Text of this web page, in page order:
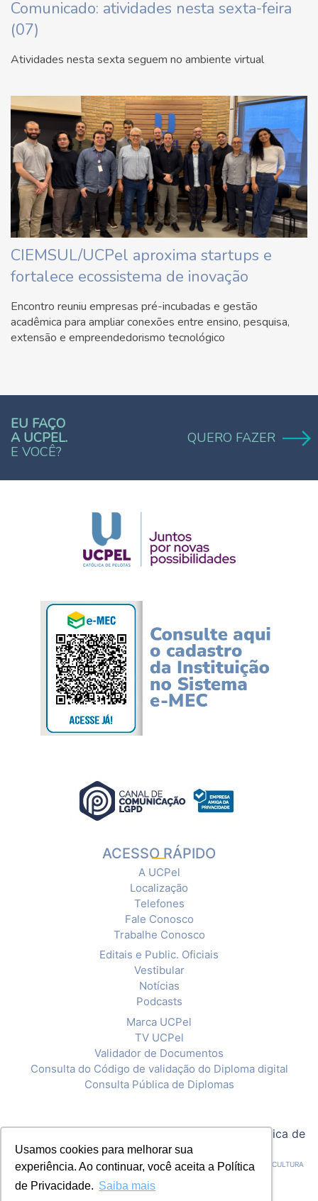
Usamos cookies para melhorar sua
experiência. Ao continuar, você aceita a Política
de Privacidade. Saiba mais
Comunicado: atividades nesta sexta-feira
(07)
Atividades nesta sexta seguem no ambiente virtual
CIEMSUL/UCPel aproxima startups e
fortalece ecossistema de inovação
Encontro reuniu empresas pré-incubadas e gestão
acadêmica para ampliar conexões entre ensino, pesquisa,
extensão e empreendedorismo tecnológico
EU FAÇO
A UCPEL.
E VOCÊ?
QUERO FAZER
ACESSO RÁPIDO
A UCPel
Localização
Telefones
Fale Conosco
Trabalhe Conosco
Editais e Public. Oficiais
Vestibular
Notícias
Podcasts
Marca UCPel
TV UCPel
Validador de Documentos
Consulta do Código de validação do Diploma digital
Consulta Pública de Diplomas
Política de
Privacidade
CNPJ: 92.238.914/0001-03 - ASSOCIAÇÃO PELOTENSE DE ASSISTÊNCIA E CULTURA